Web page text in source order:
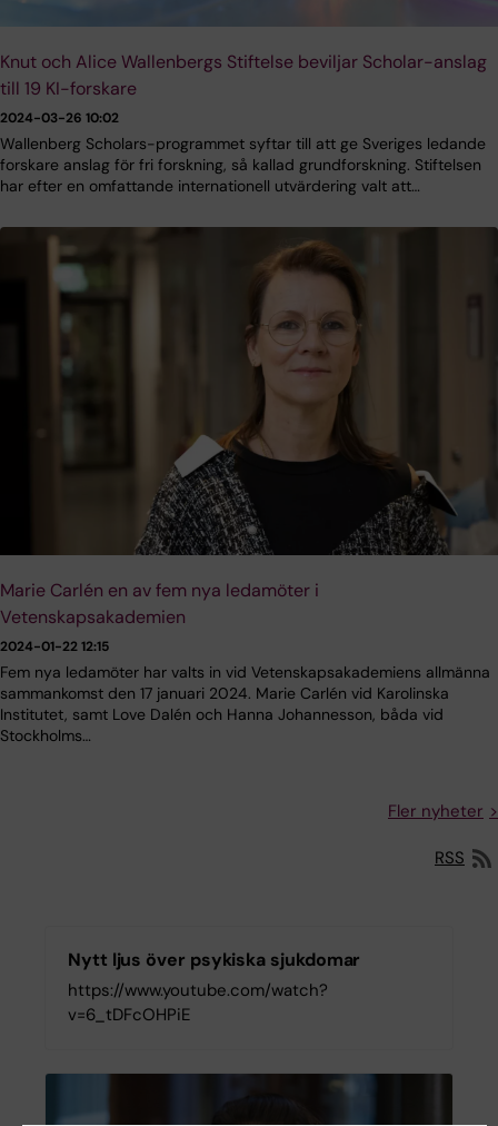
Knut och Alice Wallenbergs Stiftelse beviljar Scholar-anslag
till 19 KI-forskare
2024-03-26 10:02
Wallenberg Scholars-programmet syftar till att ge Sveriges ledande
forskare anslag för fri forskning, så kallad grundforskning. Stiftelsen
har efter en omfattande internationell utvärdering valt att…
Marie Carlén en av fem nya ledamöter i
Vetenskapsakademien
2024-01-22 12:15
Fem nya ledamöter har valts in vid Vetenskapsakademiens allmänna
sammankomst den 17 januari 2024. Marie Carlén vid Karolinska
Institutet, samt Love Dalén och Hanna Johannesson, båda vid
Stockholms…
Fler nyheter
RSS
Nytt ljus över psykiska sjukdomar
https://www.youtube.com/watch?
v=6_tDFcOHPiE